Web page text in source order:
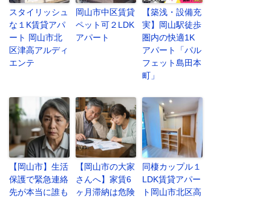
スタイリッシュ
な１K賃貸アパ
ート 岡山市北
区津高アルディ
エンテ
岡山市中区賃貸
ペット可２LDK
アパート
【築浅・設備充
実】岡山駅徒歩
圏内の快適1K
アパート「パル
フェット島田本
町」
【岡山市】生活
保護で緊急連絡
先が本当に誰も
【岡山市の大家
さんへ】家賃6
ヶ月滞納は危険
同棲カップル１
LDK賃貸アパー
ト岡山市北区高